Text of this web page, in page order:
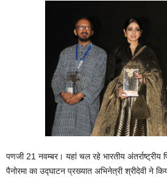
पणजी 21 नवम्बर। यहां चल रहे भारतीय
पैनोरमा का उद्घाटन प्रख्‍यात अभिनेत्री श्रीदेवी ने